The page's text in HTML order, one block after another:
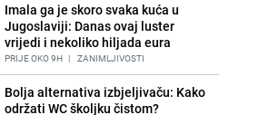
Imala ga je skoro svaka kuća u
Jugoslaviji: Danas ovaj luster
vrijedi i nekoliko hiljada eura
PRIJE OKO 9H | ZANIMLJIVOSTI
Bolja alternativa izbjeljivaču: Kako
održati WC školjku čistom?